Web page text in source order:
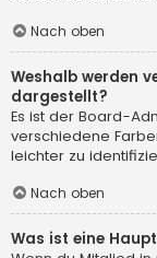
Nach oben
Weshalb werden
dargestellt?
Es ist der Board-
verschiedene
leichter zu
Nach oben
Was ist eine